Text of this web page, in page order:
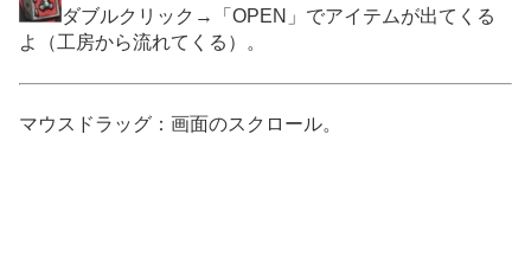
ダブルクリック→「OPEN」でアイテムが出てくる
よ（工房から流れてくる）。
マウスドラッグ：画面のスクロール。